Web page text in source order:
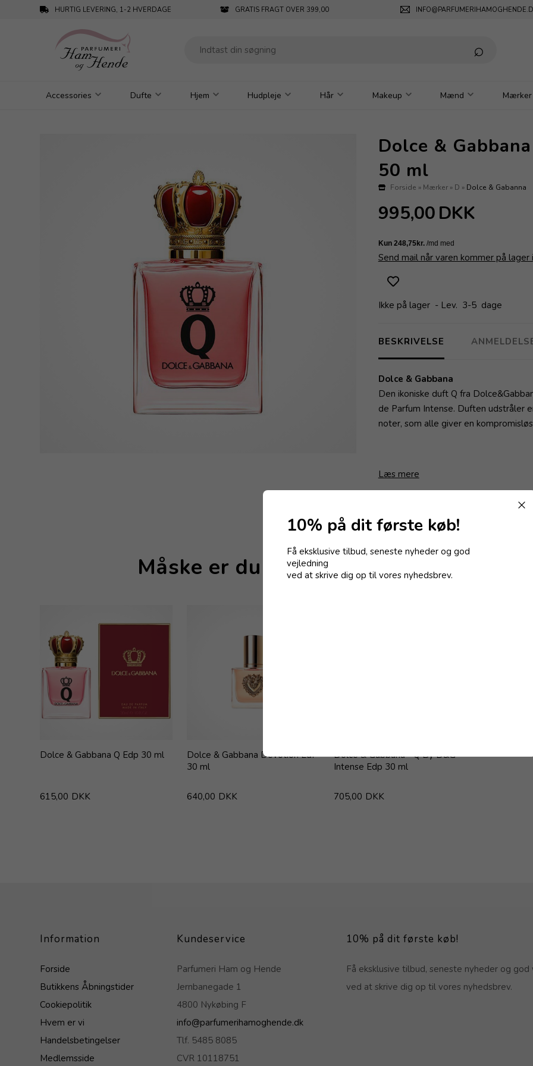
HURTIG LEVERING, 1-2 HVERDAGE GRATIS FRAGT OVER 399,00
Accessories Dufte Hjem Hudpleje Hår Makeup Mænd Mærker
Dolce &
50 ml
Forside » Mærker» D » Dolce & Gabanna
995,00DKK
Send mail når varen kommer på lager
Ikke på lager - Lev. 3-5 dage
BESKRIVELSE
Dolce & Gabbana
Den ikoniske duft Q fra
de Parfum Intense. Duften udstråler
noter, som alle giver en
Læs mere
Måske er du også interesseret i
Dolce & Gabbana Q Edp 30 ml
615,00 DKK
Dolce & Gabbana Devotion EdP
30 ml
640,00 DKK
Dolce & Gabbana - Q By D&G
Intense Edp 30 ml
705,00 DKK
Information
Forside
Butikkens Åbningstider
Cookiepolitik
Hvem er vi
Handelsbetingelser
Medlemsside
Kundeservice
Parfumeri Ham og Hende
Jernbanegade 1
4800 Nykøbing F
info@parfumerihamoghende.dk
Tlf. 5485 8085
CVR 10118751
10% på dit første køb!
Få eksklusive tilbud, seneste nyheder og god
ved at skrive dig op til vores nyhedsbrev.
10% på dit første køb!
Få eksklusive tilbud, seneste nyheder og god
vejledning
ved at skrive dig op til vores nyhedsbrev.